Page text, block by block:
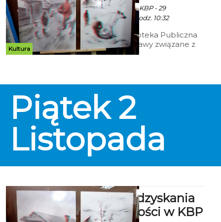
Kultura
Ekoszalin z mat. inf. KBP - 29
Października 2018 godz. 10:32
Koszalińska Biblioteka Publiczna
zaprasza na wystawy związane z
obchodami 100-lecia odzyskania
Piątek 2
Listopada
100-lecia odzyskania
niepodległości w KBP